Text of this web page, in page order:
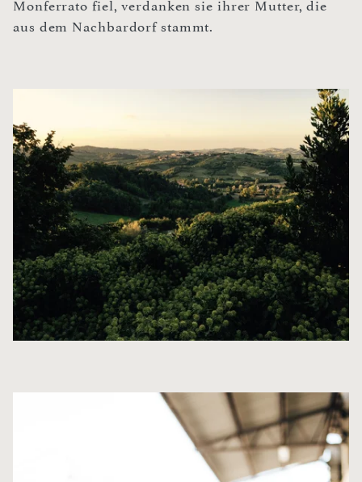
Monferrato fiel, verdanken sie ihrer Mutter, die
aus dem Nachbardorf stammt.